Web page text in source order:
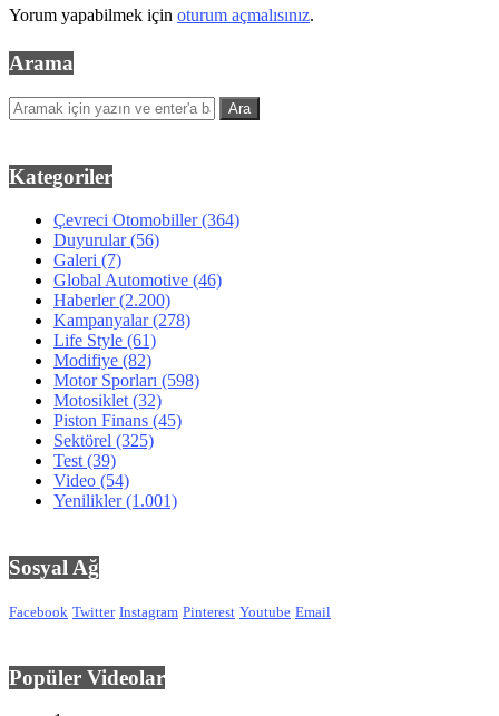
Yorum yapabilmek için oturum açmalısınız.
Arama
Kategoriler
Çevreci Otomobiller(364)
Duyurular(56)
Galeri (7)
Global Automotive (46)
Haberler(2.200)
Kampanyalar(278)
Life Style (61)
Modifiye (82)
Motor Sporları (598)
Motosiklet (32)
Piston Finans (45)
Sektörel (325)
Test (39)
Video (54)
Yenilikler(1.001)
Sosyal Ağ
Facebook Twitter Instagram Pinterest Youtube Email
Popüler Videolar